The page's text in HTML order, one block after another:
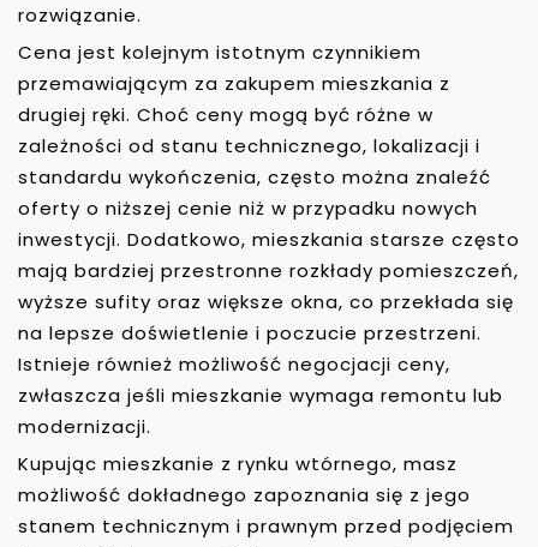
rozwiązanie.
Cena jest kolejnym istotnym czynnikiem
przemawiającym za zakupem mieszkania z
drugiej ręki. Choć ceny mogą być różne w
zależności od stanu technicznego, lokalizacji i
standardu wykończenia, często można znaleźć
oferty o niższej cenie niż w przypadku nowych
inwestycji. Dodatkowo, mieszkania starsze często
mają bardziej przestronne rozkłady pomieszczeń,
wyższe sufity oraz większe okna, co przekłada się
na lepsze doświetlenie i poczucie przestrzeni.
Istnieje również możliwość negocjacji ceny,
zwłaszcza jeśli mieszkanie wymaga remontu lub
modernizacji.
Kupując mieszkanie z rynku wtórnego, masz
możliwość dokładnego zapoznania się z jego
stanem technicznym i prawnym przed podjęciem